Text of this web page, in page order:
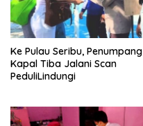
Ke Pulau Seribu, Penumpang
Kapal Tiba Jalani Scan
PeduliLindungi